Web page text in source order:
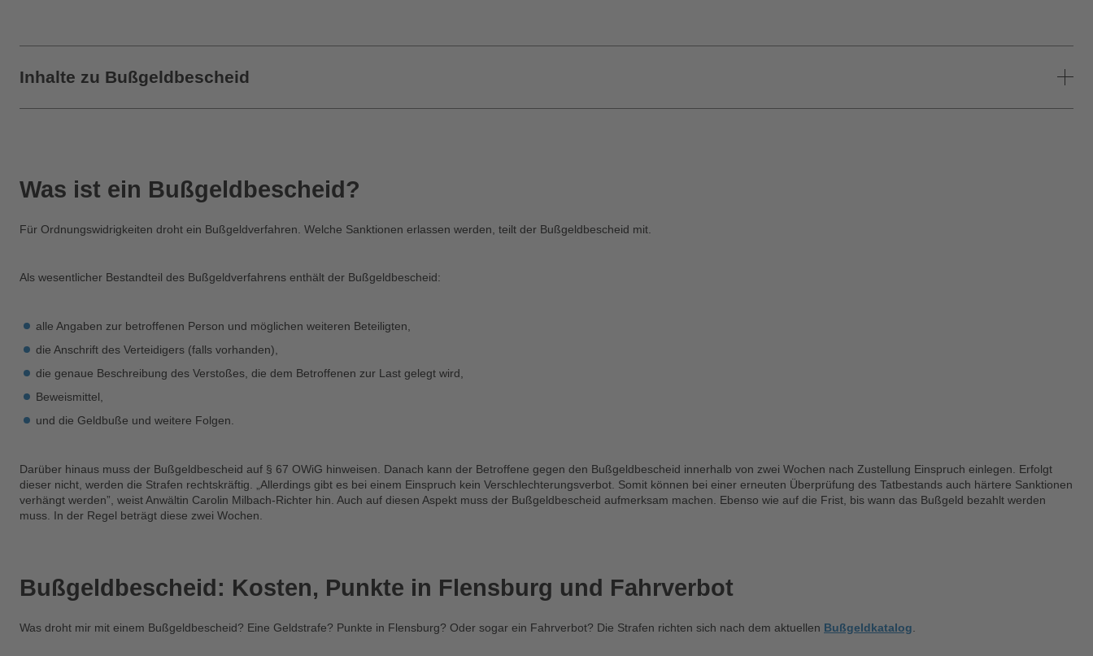
Inhalte zu Bußgeldbescheid
Was ist ein Bußgeldbescheid?
Für Ordnungswidrigkeiten droht ein Bußgeldverfahren. Welche Sanktionen erlassen werden, teilt der Bußgeldbescheid mit.
Als wesentlicher Bestandteil des Bußgeldverfahrens enthält der Bußgeldbescheid:
alle Angaben zur betroffenen Person und möglichen weiteren Beteiligten,
die Anschrift des Verteidigers (falls vorhanden),
die genaue Beschreibung des Verstoßes, die dem Betroffenen zur Last gelegt wird,
Beweismittel,
und die Geldbuße und weitere Folgen.
Darüber hinaus muss der Bußgeldbescheid auf § 67 OWiG hinweisen. Danach kann der Betroffene gegen den Bußgeldbescheid innerhalb von zwei Wochen nach Zustellung Einspruch einlegen. Erfolgt
dieser nicht, werden die Strafen rechtskräftig. „Allerdings gibt es bei einem Einspruch kein Verschlechterungsverbot. Somit können bei einer erneuten Überprüfung des Tatbestands auch härtere Sanktionen
verhängt werden”, weist Anwältin Carolin Milbach-Richter hin. Auch auf diesen Aspekt muss der Bußgeldbescheid aufmerksam machen. Ebenso wie auf die Frist, bis wann das Bußgeld bezahlt werden
muss. In der Regel beträgt diese zwei Wochen.
Bußgeldbescheid: Kosten, Punkte in Flensburg und Fahrverbot
Was droht mir mit einem Bußgeldbescheid? Eine Geldstrafe? Punkte in Flensburg? Oder sogar ein Fahrverbot? Die Strafen richten sich nach dem aktuellen Bußgeldkatalog